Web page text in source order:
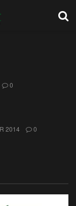
0
2014 0